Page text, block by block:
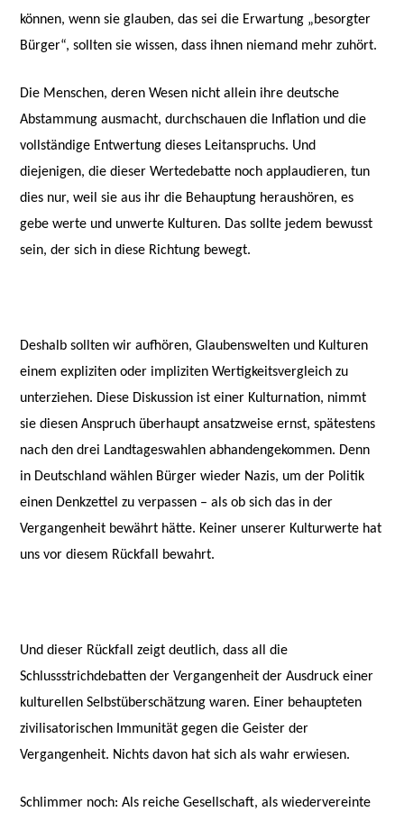
können, wenn sie glauben, das sei die Erwartung „besorgter
Bürger“, sollten sie wissen, dass ihnen niemand mehr zuhört.
Die Menschen, deren Wesen nicht allein ihre deutsche
Abstammung ausmacht, durchschauen die Inflation und die
vollständige Entwertung dieses Leitanspruchs. Und
diejenigen, die dieser Wertedebatte noch applaudieren, tun
dies nur, weil sie aus ihr die Behauptung heraushören, es
gebe werte und unwerte Kulturen. Das sollte jedem bewusst
sein, der sich in diese Richtung bewegt.
Deshalb sollten wir aufhören, Glaubenswelten und Kulturen
einem expliziten oder impliziten Wertigkeitsvergleich zu
unterziehen. Diese Diskussion ist einer Kulturnation, nimmt
sie diesen Anspruch überhaupt ansatzweise ernst, spätestens
nach den drei Landtageswahlen abhandengekommen. Denn
in Deutschland wählen Bürger wieder Nazis, um der Politik
einen Denkzettel zu verpassen – als ob sich das in der
Vergangenheit bewährt hätte. Keiner unserer Kulturwerte hat
uns vor diesem Rückfall bewahrt.
Und dieser Rückfall zeigt deutlich, dass all die
Schlussstrichdebatten der Vergangenheit der Ausdruck einer
kulturellen Selbstüberschätzung waren. Einer behaupteten
zivilisatorischen Immunität gegen die Geister der
Vergangenheit. Nichts davon hat sich als wahr erwiesen.
Schlimmer noch: Als reiche Gesellschaft, als wiedervereinte